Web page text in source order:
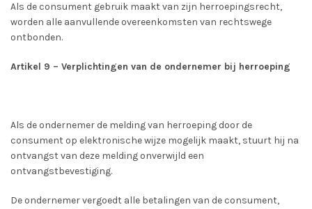
Als de consument gebruik maakt van zijn herroepingsrecht,
worden alle aanvullende overeenkomsten van rechtswege
ontbonden.
Artikel 9 – Verplichtingen van de ondernemer bij herroeping
Als de ondernemer de melding van herroeping door de
consument op elektronische wijze mogelijk maakt, stuurt hij na
ontvangst van deze melding onverwijld een
ontvangstbevestiging.
De ondernemer vergoedt alle betalingen van de consument,